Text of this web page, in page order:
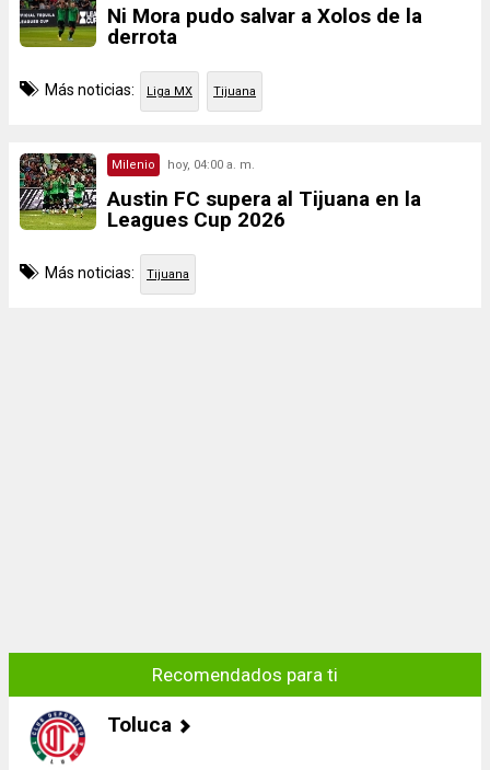
Ni Mora pudo salvar a Xolos de la
derrota
Más noticias: Liga MX Tijuana
Milenio hoy, 04:00 a. m.
Austin FC supera al Tijuana en la
Leagues Cup 2026
Más noticias: Tijuana
Recomendados para ti
Toluca